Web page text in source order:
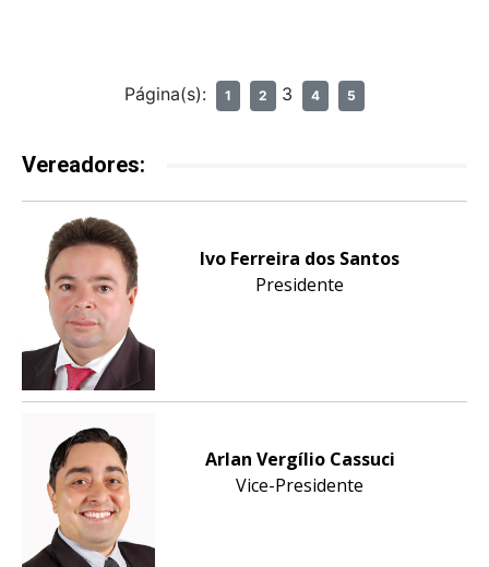
Página(s): 1 2 3 4 5
Vereadores:
Ivo Ferreira dos Santos
Presidente
Arlan Vergílio Cassuci
Vice-Presidente